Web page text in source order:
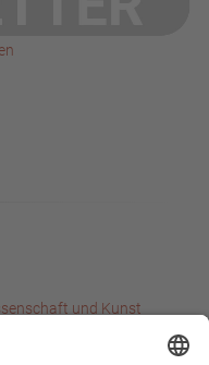
und Kunst